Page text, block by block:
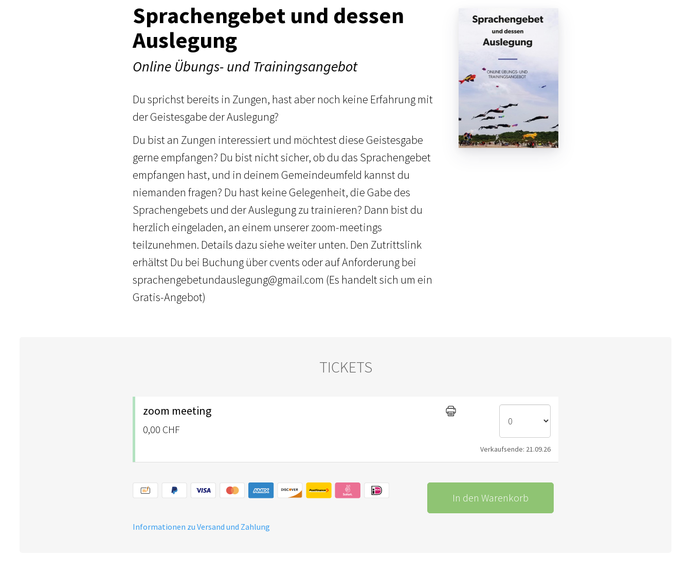
Sprachengebet und dessen
Auslegung
Online Übungs- und Trainingsangebot
Du sprichst bereits in Zungen, hast aber noch keine Erfahrung mit
der Geistesgabe der Auslegung?
Du bist an Zungen interessiert und möchtest diese Geistesgabe
gerne empfangen? Du bist nicht sicher, ob du das Sprachengebet
empfangen hast, und in deinem Gemeindeumfeld kannst du
niemanden fragen? Du hast keine Gelegenheit, die Gabe des
Sprachengebets und der Auslegung zu trainieren? Dann bist du
herzlich eingeladen, an einem unserer zoom-meetings
teilzunehmen. Details dazu siehe weiter unten. Den Zutrittslink
erhältst Du bei Buchung über cvents oder auf Anforderung bei
sprachengebetundauslegung@gmail.com (Es handelt sich um ein
Gratis-Angebot)
TICKETS
zoom meeting
0,00 CHF
Verkaufsende: 21.09.26
In den Warenkorb
Informationen zu Versand und Zahlung